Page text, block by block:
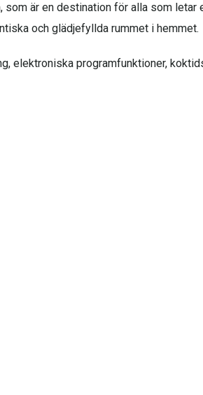
är en destination för alla som letar
och glädjefyllda rummet i hemmet.
elektroniska programfunktioner,